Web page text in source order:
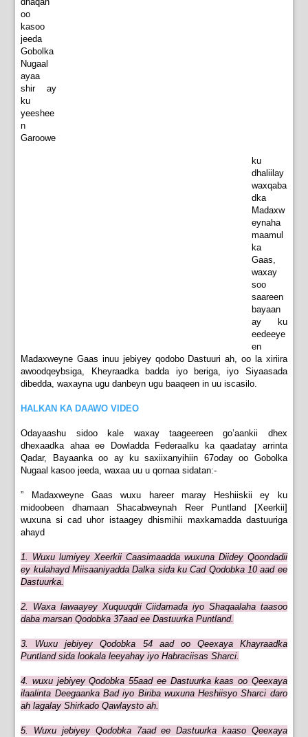
oo
kasoo
jeeda
Gobolka
Nugaal
ayaa
shir ay
ku
yeeshee
n
Garoowe
ku
dhaliilay
waxqaba
dka
Madaxw
eynaha
maamul
ka
Gaas,
waxay
soo
saareen
bayaan
ay ku
eedeeye
en
Madaxweyne Gaas inuu jebiyey qodobo Dastuuri ah, oo la xiriira
awoodqeybsiga, Kheyraadka badda iyo beriga, iyo Siyaasada
dibedda, waxayna ugu danbeyn ugu baaqeen in uu iscasilo.
HALKAN KA DAAWO VIDEO
Odayaashu sidoo kale waxay taageereen go’aankii dhex
dhexaadka ahaa ee Dowladda Federaalku ka qaadatay arrinta
Qadar, Bayaanka oo ay ku saxiixanyihiin 67oday oo Gobolka
Nugaal kasoo jeeda, waxaa uu u qornaa sidatan:-
” Madaxweyne Gaas wuxu hareer maray Heshiiskii ey ku
midoobeen dhamaan Shacabweynah Reer Puntland [Xeerkii]
wuxuna si cad uhor istaagey dhismihii maxkamadda dastuuriga
ahayd
1. Wuxu lumiyey Xeerkii Caasimaadda wuxuna Diidey Qoondadii
ey kulahayd Miisaaniyadda Dalka sida ku Cad Qodobka 10 aad ee
Dastuurka.
2. Waxa lawaayey Xuquuqdii Ciidamada iyo Shaqaalaha taasoo
daba marsan Qodobka 37aad ee Dastuurka Puntland.
3. Wuxu jebiyey Qodobka 54 aad oo Qeexaya Khayraadka
Puntland sida lookala leeyahay iyo Habraciisas Sharci.
4. wuxu jebiyey Qodobka 55aad ee Dastuurka kaas oo Qeexaya
ilaalinta Deegaanka Bad iyo Biriba wuxuna Heshiisyo Sharci daro
ah lagalay Shirkado Qawlaysto ah.
5. Wuxu jebiyey Qodobka 7aad ee Dastuurka kaaso Qeexaya